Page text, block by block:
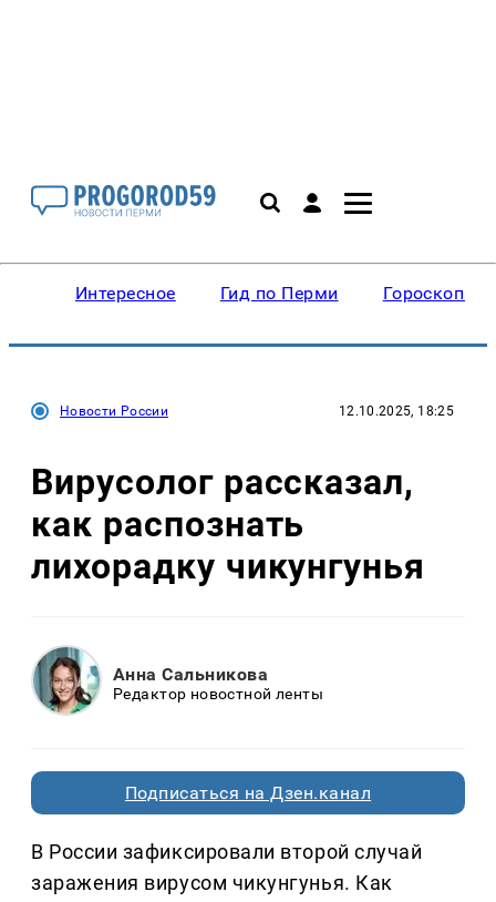
Интересное Гид по Перми Гороскопы
Новости России 12.10.2025, 18:25
Вирусолог рассказал,
как распознать
лихорадку чикунгунья
Анна Сальникова
Редактор новостной ленты
Подписаться на Дзен.канал
В России зафиксировали второй случай
заражения вирусом чикунгунья. Как